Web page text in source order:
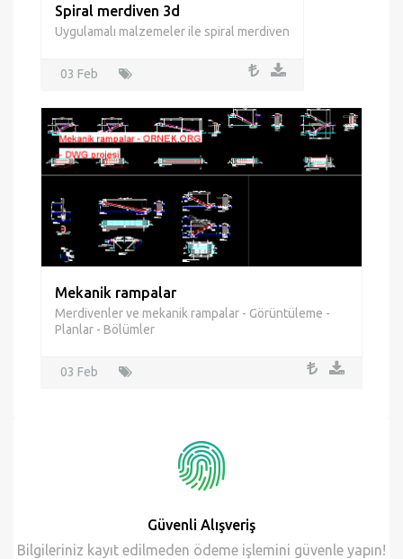
Uygulamalı malzemeler ile spiral merdiven
03 Feb
Mekanik rampalar
Merdivenler ve mekanik rampalar - Görüntüleme -
Planlar - Bölümler